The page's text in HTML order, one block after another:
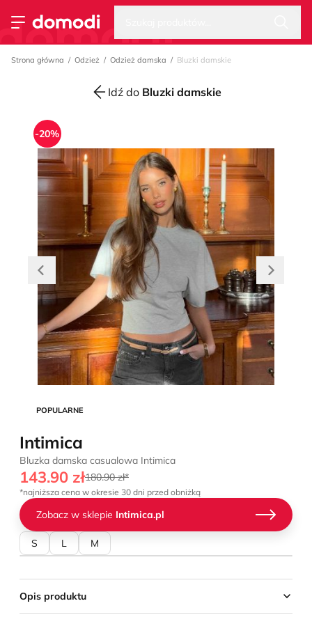
Przełącz menu
Strona główna
Strona główna Odzież Odzież damska Bluzki damskie
Idź do Bluzki damskie
Przesuń w lewo
-20%
POPULARNE
Intimica
Bluzka damska casualowa Intimica
143.90 zł180.90 zł*
*najniższa cena w okresie 30 dni przed obniżką
Zobacz w sklepie Intimica.pl
S L M
Opis produktu